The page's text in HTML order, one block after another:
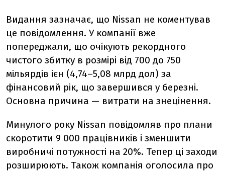
Видання зазначає, що Nissan не коментував
це повідомлення. У компанії вже
попереджали, що очікують рекордного
чистого збитку в розмірі від 700 до 750
мільярдів ієн (4,74–5,08 млрд дол) за
фінансовий рік, що завершився у березні.
Основна причина — витрати на знецінення.
Минулого року Nissan повідомляв про плани
скоротити 9 000 працівників і зменшити
виробничі потужності на 20%. Тепер ці заходи
розширюють. Також компанія оголосила про